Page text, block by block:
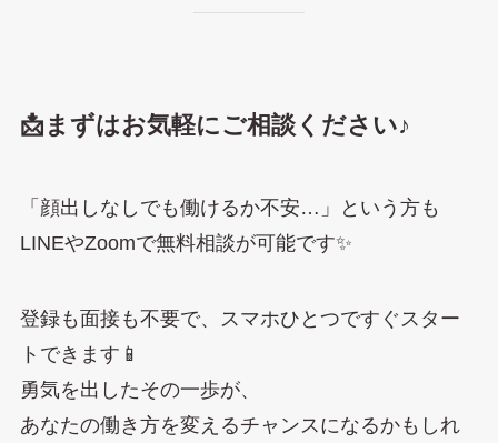
📩まずはお気軽にご相談ください♪
「顔出しなしでも働けるか不安…」という方も
LINEやZoomで無料相談が可能です✨
登録も面接も不要で、スマホひとつですぐスター
トできます📱
勇気を出したその一歩が、
あなたの働き方を変えるチャンスになるかもしれ